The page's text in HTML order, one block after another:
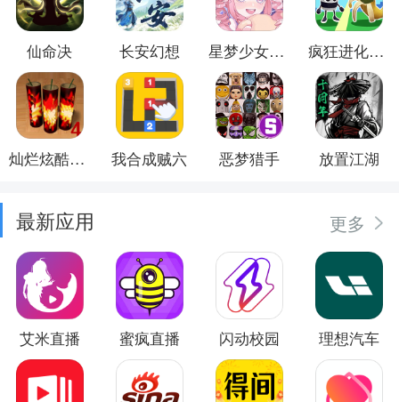
仙命决 长安幻想 星梦少女换装 疯狂进化防卫战
灿烂炫酷模拟器 我合成贼六 恶梦猎手 放置江湖
最新应用 更多
艾米直播 蜜疯直播 闪动校园 理想汽车